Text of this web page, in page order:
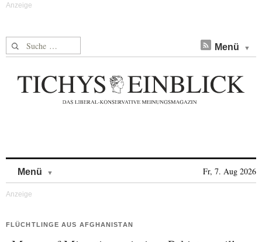
Suche nach: Menü
Menü Fr, 7. Aug 2026
FLÜCHTLINGE AUS AFGHANISTAN